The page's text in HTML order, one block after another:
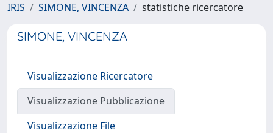
IRIS SIMONE, VINCENZA statistiche ricercatore
SIMONE, VINCENZA
Visualizzazione Ricercatore
Visualizzazione Pubblicazione
Visualizzazione File